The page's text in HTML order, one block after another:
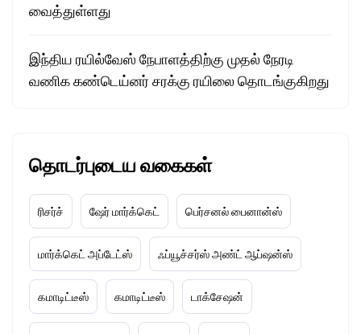
வைத்துள்ளது
இந்திய ரயில்வேஸ் நேபாளத்திற்கு முதல் நேரடி
வணிக கண்டெய்னர் சரக்கு ரயிலை தொடங்குகிறது
தொடர்புடைய வகைகள்
ரிசர்ச் ஷேர் மார்க்கெட் பெர்சனல் பைனான்ஸ்
மார்க்கெட் அப்டேட்ஸ் ஃப்யூச்சர்ஸ் அண்ட் ஆப்ஷன்ஸ்
கமாடிட்டீஸ் கமாடிட்டீஸ் டாக்சேஷன்